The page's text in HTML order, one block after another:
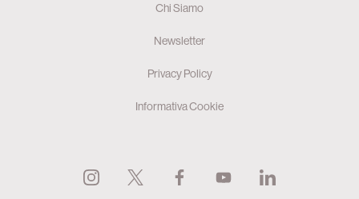
Chi Siamo
Newsletter
Privacy Policy
Informativa Cookie